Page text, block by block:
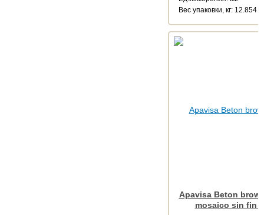
Веc упаковки, кг: 12.854
Apavisa Beton
mosaico sin fin